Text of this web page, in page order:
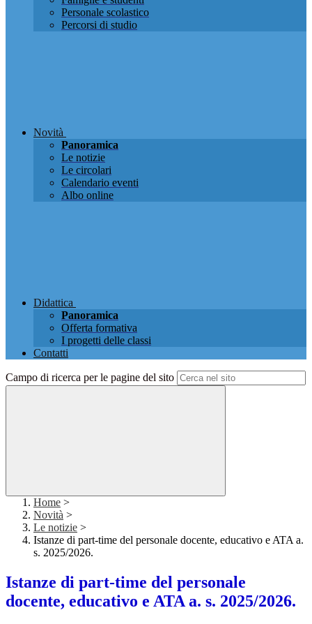
Personale scolastico
Percorsi di studio
Novità
Panoramica
Le notizie
Le circolari
Calendario eventi
Albo online
Didattica
Panoramica
Offerta formativa
I progetti delle classi
Contatti
Campo di ricerca per le pagine del sito
Home >
Novità >
Le notizie >
Istanze di part-time del personale docente, educativo e ATA a.
s. 2025/2026.
Istanze di part-time del personale
docente, educativo e ATA a. s. 2025/2026.